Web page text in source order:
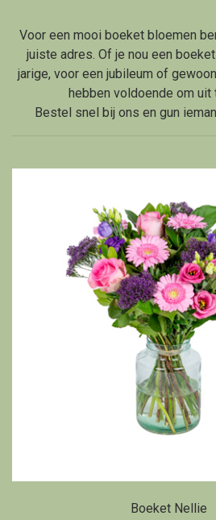
Voor een mooi boeket bloemen
juiste adres. Of je nou een
jarige, voor een jubileum of
hebben voldoende om uit
Bestel snel bij ons en gun
Boeket Nellie